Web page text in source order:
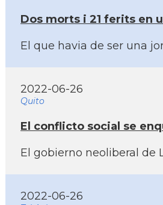
Dos morts i 21 ferits en
El que havia de ser una
2022-06-26
Quito
El conflicto social se
El gobierno neoliberal de
2022-06-26